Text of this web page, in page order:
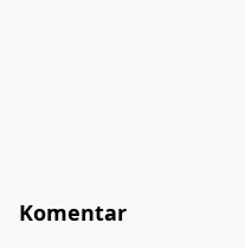
Komentar